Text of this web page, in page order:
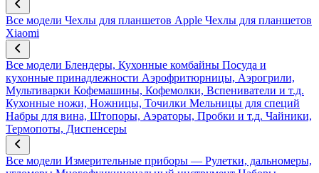
Все модели Чехлы для планшетов Apple Чехлы для планшетов
Xiaomi
Все модели Блендеры, Кухонные комбайны Посуда и
кухонные принадлежности Аэрофритюрницы, Аэрогрили,
Мультиварки Кофемашины, Кофемолки, Вспениватели и т.д.
Кухонные ножи, Ножницы, Точилки Мельницы для специй
Набры для вина, Штопоры, Аэраторы, Пробки и т.д. Чайники,
Термопоты, Диспенсеры
Все модели Измерительные приборы — Рулетки, дальномеры,